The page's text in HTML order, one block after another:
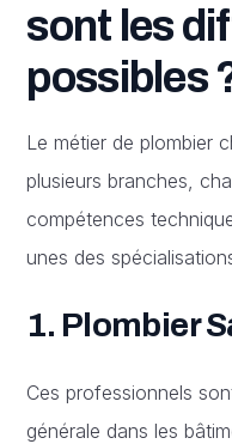
sont les
possibles
Le métier de plombier
plusieurs branches,
compétences
unes des
1. Plombier
Ces professionnels
générale dans les